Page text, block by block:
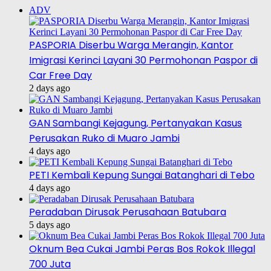
ADV
PASPORIA Diserbu Warga Merangin, Kantor
Imigrasi Kerinci Layani 30 Permohonan Paspor di
Car Free Day
2 days ago
GAN Sambangi Kejagung, Pertanyakan Kasus
Perusakan Ruko di Muaro Jambi
4 days ago
PETI Kembali Kepung Sungai Batanghari di Tebo
4 days ago
Peradaban Dirusak Perusahaan Batubara
5 days ago
Oknum Bea Cukai Jambi Peras Bos Rokok Illegal
700 Juta